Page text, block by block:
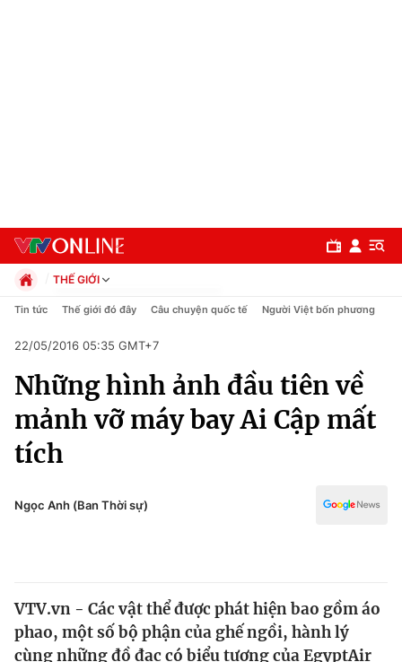
Chuyên mục
Chính trị
Xã hội
Pháp luật
Thế giới
Tin tức
THẾ GIỚI
Chính trị
Pháp luật
Kinh tế
Thể thao
Truyền hình
Văn hóa - Giải trí
Công nghệ
Tin tức Thế giới đó đây Câu chuyện quốc tế Người Việt bốn phương
22/05/2016 05:35 GMT+7
Những hình ảnh đầu tiên về
mảnh vỡ máy bay Ai Cập mất
tích
Ngọc Anh (Ban Thời sự)
VTV.vn - Các vật thể được phát hiện bao gồm áo
phao, một số bộ phận của ghế ngồi, hành lý
cùng những đồ đạc có biểu tượng của EgyptAir